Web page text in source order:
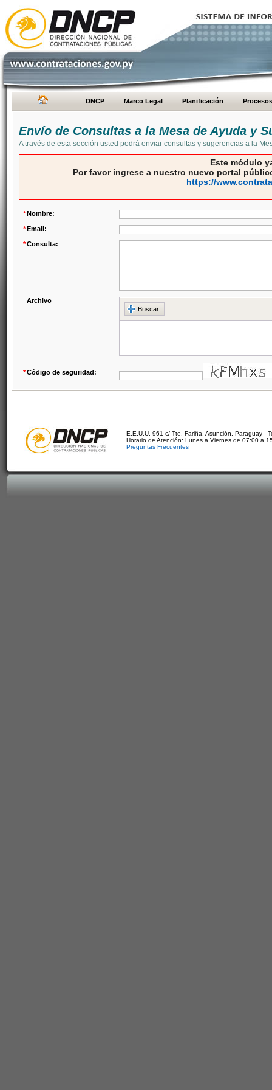
DNCP Marco Legal Planificación Procesos
Envío de Consultas a la Mesa de Ayuda y
A través de esta sección usted podrá enviar consultas y sugerencias a la
Este módulo
Por favor ingrese a nuestro nuevo portal
https://
*Nombre:
*Email:
*Consulta:
Archivo
Buscar
*Código de seguridad:
E.E.U.U. 961 c/ Tte. Fariña. Asunción, Paraguay -
Horario de Atención: Lunes a Viernes de 07:00 a
Preguntas Frecuentes